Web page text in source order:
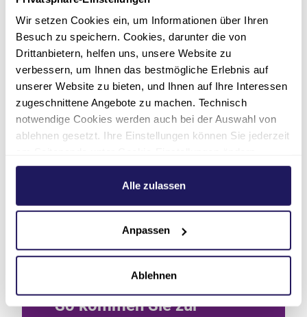
Wir setzen Cookies ein, um Informationen über Ihren
Besuch zu speichern. Cookies, darunter die von
Drittanbietern, helfen uns, unsere Website zu
verbessern, um Ihnen das bestmögliche Erlebnis auf
unserer Website zu bieten, und Ihnen auf Ihre Interessen
zugeschnittene Angebote zu machen. Technisch
notwendige Cookies werden auch bei der Auswahl von
ablehnen gesetzt. Ihre Einstellungen können Sie jederzeit
Weitere Informationen hierzu finden Sie in unserer
.Alle zulassen
Anpassen
Ablehnen
Anmeldung
Die Teilnahme ist kostenlos. Für eine bessere
Planung bitten wir Sie, um vorherige
Anmeldung
So kommen Sie zur